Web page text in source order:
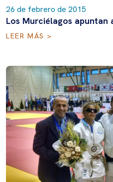
26 de febrero de 2015
Los Murciélagos apuntan
LEER MÁS >